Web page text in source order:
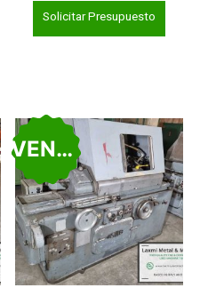
Solicitar Presupuesto
VENDIDO